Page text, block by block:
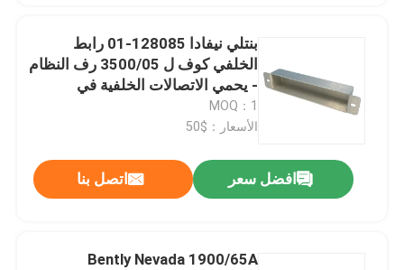
بنتلي نيفادا 128085-01 رابط
الخلفي كوف ل 3500/05 رف النظام
- يحمي الاتصالات الخلفية في
فولت التيار المستمر
MOQ：1
الأسعار：$50
افضل سعر اتصل بنا
Bently Nevada 1900/65A